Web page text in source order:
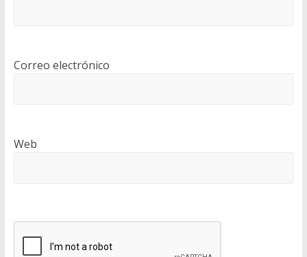
Correo electrónico
Web